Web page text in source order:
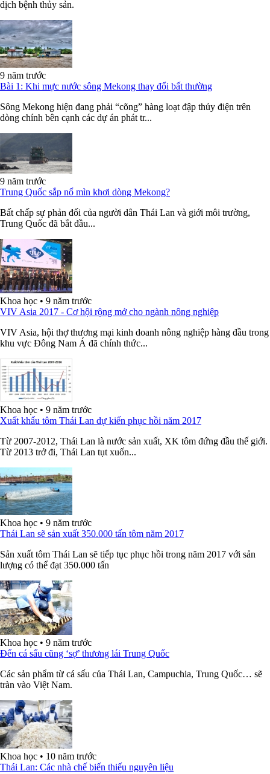
dịch bệnh thủy sản.
9 năm trước
Bài 1: Khi mực nước sông Mekong thay đổi bất thường
Sông Mekong hiện đang phải “cõng” hàng loạt đập thủy điện trên
dòng chính bên cạnh các dự án phát tr...
9 năm trước
Trung Quốc sắp nổ mìn khơi dòng Mekong?
Bất chấp sự phản đối của người dân Thái Lan và giới môi trường,
Trung Quốc đã bắt đầu...
Khoa học • 9 năm trước
VIV Asia 2017 - Cơ hội rộng mở cho ngành nông nghiệp
VIV Asia, hội thợ thương mại kinh doanh nông nghiệp hàng đầu trong
khu vực Đông Nam Á đã chính thức...
Khoa học • 9 năm trước
Xuất khẩu tôm Thái Lan dự kiến phục hồi năm 2017
Từ 2007-2012, Thái Lan là nước sản xuất, XK tôm đứng đầu thế giới.
Từ 2013 trở đi, Thái Lan tụt xuốn...
Khoa học • 9 năm trước
Thái Lan sẽ sản xuất 350.000 tấn tôm năm 2017
Sản xuất tôm Thái Lan sẽ tiếp tục phục hồi trong năm 2017 với sản
lượng có thể đạt 350.000 tấn
Khoa học • 9 năm trước
Đến cá sấu cũng ‘sợ’ thương lái Trung Quốc
Các sản phẩm từ cá sấu của Thái Lan, Campuchia, Trung Quốc… sẽ
tràn vào Việt Nam.
Khoa học • 10 năm trước
Thái Lan: Các nhà chế biến thiếu nguyên liệu